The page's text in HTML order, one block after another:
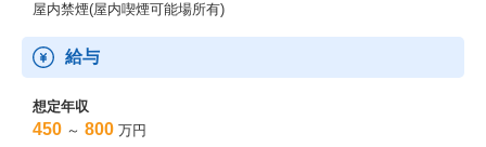
屋内禁煙(屋内喫煙可能場所有)
給与
想定年収
450 ～ 800 万円